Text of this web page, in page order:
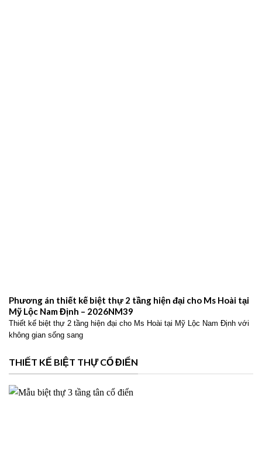
Phương án thiết kế biệt thự 2 tầng hiện đại cho Ms Hoài tại
Mỹ Lộc Nam Định – 2026NM39
Thiết kế biệt thự 2 tầng hiện đại cho Ms Hoài tại Mỹ Lộc Nam Định với
không gian sống sang
THIẾT KẾ BIỆT THỰ CỔ ĐIỂN